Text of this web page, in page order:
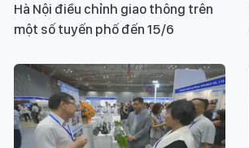
Hà Nội điều chỉnh giao thông trên
một số tuyến phố đến 15/6